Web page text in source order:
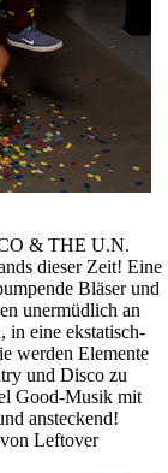
& THE U.N.
dieser Zeit! Eine
Bläser und
unermüdlich an
in eine ekstatisch-
werden Elemente
und Disco zu
Good-Musik mit
ansteckend!
Leftover